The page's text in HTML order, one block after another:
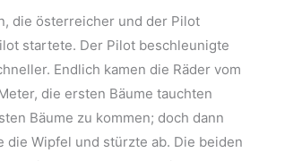
die österreicher und der Pilot
startete. Der Pilot beschleunigte
Endlich kamen die Räder vom
die ersten Bäume tauchten
Bäume zu kommen; doch dann
die Wipfel und stürzte ab. Die beiden